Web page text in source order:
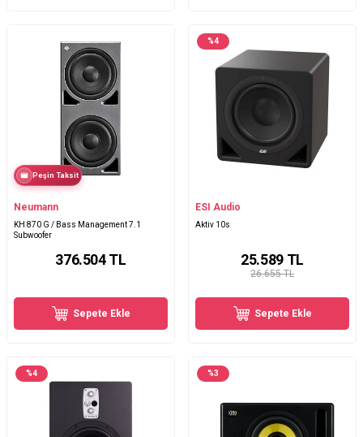
Peşin Taksit
Neumann
KH 870 G / Bass Management 7.1
Subwoofer
376.504TL
Sepete Ekle
%4
ESI Audio
Aktiv 10s
26.655 TL
25.589TL
Sepete Ekle
%4 %3